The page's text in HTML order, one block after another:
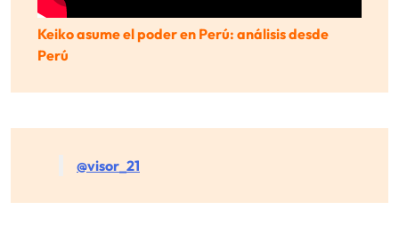
Keiko asume el poder en Perú: análisis desde
Perú
@visor_21